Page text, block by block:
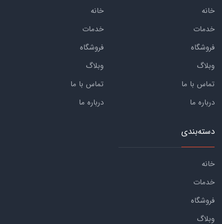
خانه
خدمات
فروشگاه
وبلاگ
تماس با ما
درباره ما
خانه
خدمات
فروشگاه
وبلاگ
تماس با ما
درباره ما
دسته‌بندی
خانه
خدمات
فروشگاه
وبلاگ